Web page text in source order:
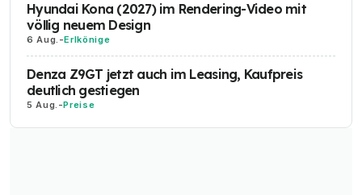
Hyundai Kona (2027) im Rendering-Video mit
völlig neuem Design
6 Aug. -Erlkönige
Denza Z9GT jetzt auch im Leasing, Kaufpreis
deutlich gestiegen
5 Aug. -Preise